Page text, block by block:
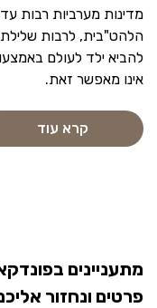
מדינות מערביות רבות
הלהט"בית, לרבות
להביא ילד לעולם
אינו מאפשר זאת.
קרא עוד
מתעניינים
פרטים ונחזור